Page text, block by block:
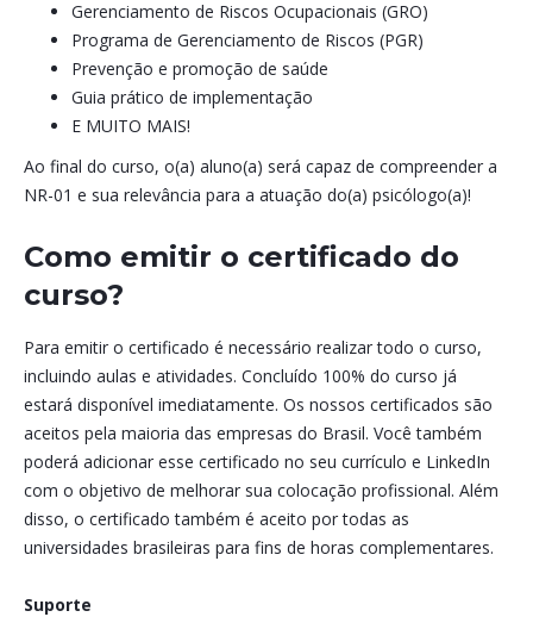
Gerenciamento de Riscos Ocupacionais (GRO)
Programa de Gerenciamento de Riscos (PGR)
Prevenção e promoção de saúde
Guia prático de implementação
E MUITO MAIS!
Ao final do curso, o(a) aluno(a) será capaz de compreender a
NR-01 e sua relevância para a atuação do(a) psicólogo(a)!
Como emitir o certificado do
curso?
Para emitir o certificado é necessário realizar todo o curso,
incluindo aulas e atividades. Concluído 100% do curso já
estará disponível imediatamente. Os nossos certificados são
aceitos pela maioria das empresas do Brasil. Você também
poderá adicionar esse certificado no seu currículo e LinkedIn
com o objetivo de melhorar sua colocação profissional. Além
disso, o certificado também é aceito por todas as
universidades brasileiras para fins de horas complementares.
Suporte